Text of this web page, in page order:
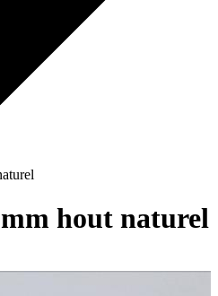
hout naturel